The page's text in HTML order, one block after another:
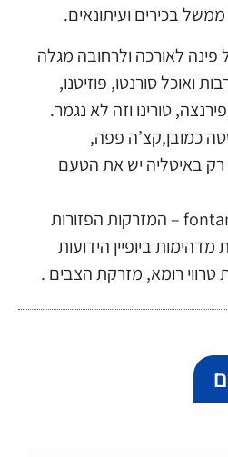
בכירים ועיתונאים.
לאורכה ולרחובה מגלה
ואוכל סורנטו, פוזיטנו,
טורינו וזה לא נגמר.
כמובן,קצ’ה פפה,
רק באיטליה יש את הטעם
יצירת אמנות אהובה: fontane – המזרקות הפזורות
ביופיין הידועות
רומא, מזרקת הצבים .